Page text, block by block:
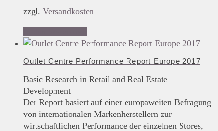
zzgl. Versandkosten
Outlet Centre Performance Report Europe 2017
Basic Research in Retail and Real Estate
Development
Der Report basiert auf einer europaweiten Befragung
von internationalen Markenherstellern zur
wirtschaftlichen Performance der einzelnen Stores,